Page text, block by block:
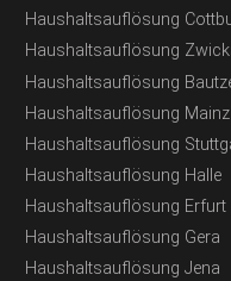
Haushaltsauflösung
Haushaltsauflösung
Haushaltsauflösung
Haushaltsauflösung Mainz
Haushaltsauflösung
Haushaltsauflösung Halle
Haushaltsauflösung Erfurt
Haushaltsauflösung Gera
Haushaltsauflösung Jena